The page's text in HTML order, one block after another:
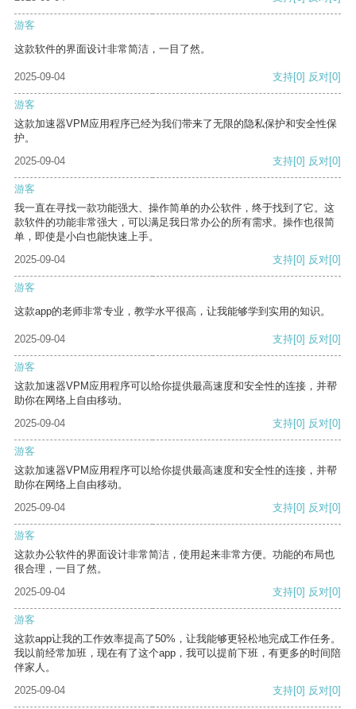
游客
这款软件的界面设计非常简洁，一目了然。
2025-09-04 支持[0] 反对[0]
游客
这款加速器VPM应用程序已经为我们带来了无限的隐私保护和安全性保
护。
2025-09-04
支持[0] 反对[0]
游客
我一直在寻找一款功能强大、操作简单的办公软件，终于找到了它。这
款软件的功能非常强大，可以满足我日常办公的所有需求。操作也很简
单，即使是小白也能快速上手。
2025-09-04
支持[0] 反对[0]
游客
这款app的老师非常专业，教学水平很高，让我能够学到实用的知识。
2025-09-04 支持[0] 反对[0]
游客
这款加速器VPM应用程序可以给你提供最高速度和安全性的连接，并帮
助你在网络上自由移动。
2025-09-04
支持[0] 反对[0]
游客
这款加速器VPM应用程序可以给你提供最高速度和安全性的连接，并帮
助你在网络上自由移动。
2025-09-04
支持[0] 反对[0]
游客
这款办公软件的界面设计非常简洁，使用起来非常方便。功能的布局也
很合理，一目了然。
2025-09-04
支持[0] 反对[0]
游客
这款app让我的工作效率提高了50%，让我能够更轻松地完成工作任务。
我以前经常加班，现在有了这个app，我可以提前下班，有更多的时间陪
伴家人。
2025-09-04
支持[0] 反对[0]